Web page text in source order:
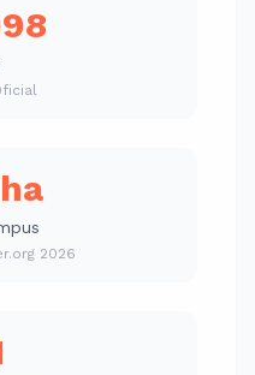
2026